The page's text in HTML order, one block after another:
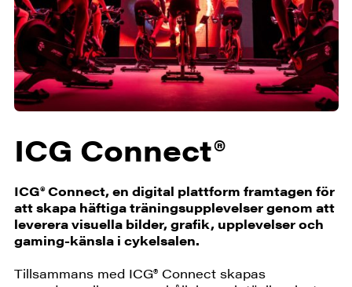
ICG Connect®
ICG® Connect, en digital plattform framtagen för
att skapa häftiga träningsupplevelser genom att
leverera visuella bilder, grafik, upplevelser och
gaming-känsla i cykelsalen.
Tillsammans med ICG® Connect skapas